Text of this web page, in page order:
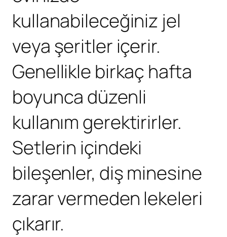
kullanabileceğiniz jel
veya şeritler içerir.
Genellikle birkaç hafta
boyunca düzenli
kullanım gerektirirler.
Setlerin içindeki
bileşenler, diş minesine
zarar vermeden lekeleri
çıkarır.